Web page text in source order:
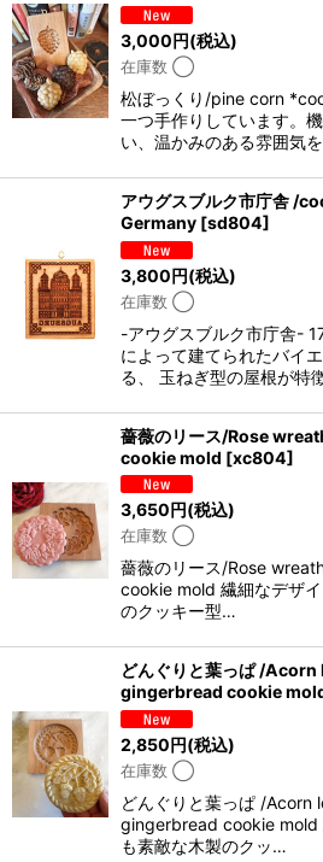
3,000円(税込)
在庫数 ◯
松ぼっくり/pine corn
一つ手作りしています。
い、温かみのある雰囲気
アウグスブルク市庁舎 /
Germany [sd804]
3,800円(税込)
在庫数 ◯
-アウグスブルク市庁舎-
によって建てられたバイ
る、 玉ねぎ型の屋根が特
薔薇のリース/Rose
cookie mold [xc804]
3,650円(税込)
在庫数 ◯
薔薇のリース/Rose
cookie mold 繊細なデザ
のクッキー型…
どんぐりと葉っぱ /
gingerbread cookie
2,850円(税込)
在庫数 ◯
どんぐりと葉っぱ /Acorn
gingerbread cookie mold
も素敵な木製のクッ…